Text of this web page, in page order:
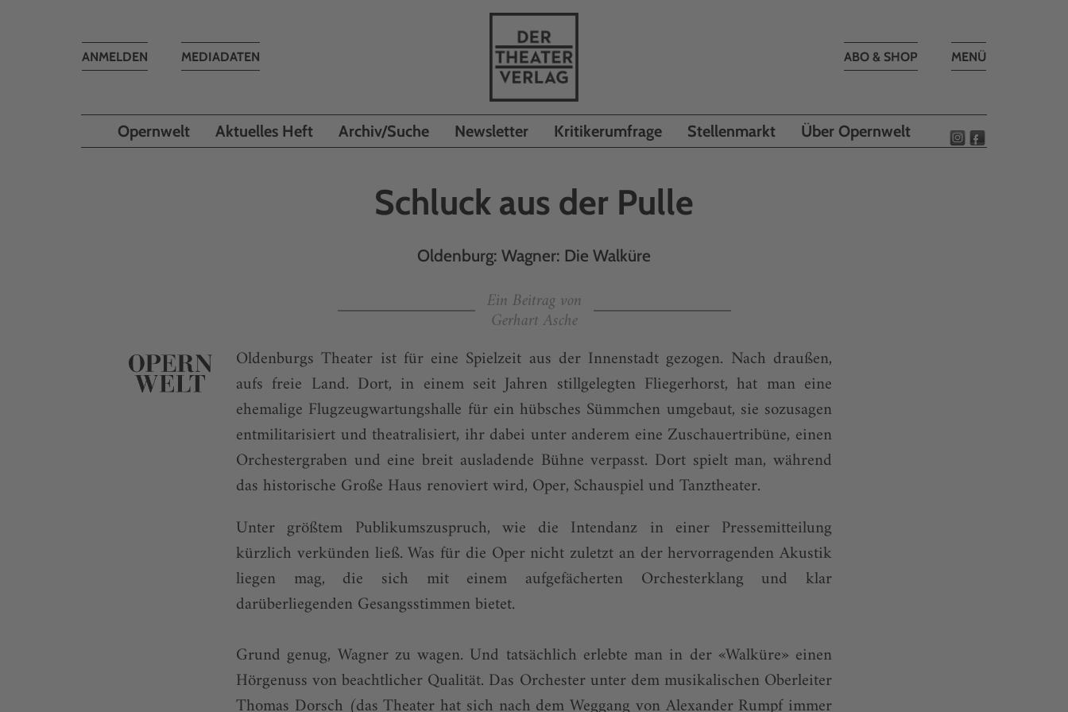
Toggle
MENÜ
ABO & SHOP
MEDIADATEN
Toggle
ANMELDEN
Opernwelt Aktuelles Heft Archiv/Suche Newsletter Kritikerumfrage Stellenmarkt Über Opernwelt
Schluck aus der Pulle
Oldenburg: Wagner: Die Walküre
Ein Beitrag von
Gerhart Asche
Oldenburgs Theater ist für eine Spielzeit aus der Innenstadt gezogen. Nach draußen,
aufs freie Land. Dort, in einem seit Jahren stillgelegten Fliegerhorst, hat man eine
ehemalige Flugzeugwartungshalle für ein hübsches Sümmchen umgebaut, sie sozusagen
entmilitarisiert und theatralisiert, ihr dabei unter anderem eine Zuschauertribüne, einen
Orchestergraben und eine breit ausladende Bühne verpasst. Dort spielt man, während
das historische Große Haus renoviert wird, Oper, Schauspiel und Tanztheater.
Unter größtem Publikumszuspruch, wie die Intendanz in einer Pressemitteilung
kürzlich verkünden ließ. Was für die Oper nicht zuletzt an der hervorragenden Akustik
liegen mag, die sich mit einem aufgefächerten Orchesterklang und klar
darüberliegenden Gesangsstimmen bietet.
Grund genug, Wagner zu wagen. Und tatsächlich erlebte man in der «Walküre» einen
Hörgenuss von beachtlicher Qualität. Das Orchester unter dem musikalischen Oberleiter
Thomas Dorsch (das Theater hat sich nach dem Weggang von Alexander Rumpf immer